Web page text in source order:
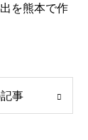
を熊本で作
事